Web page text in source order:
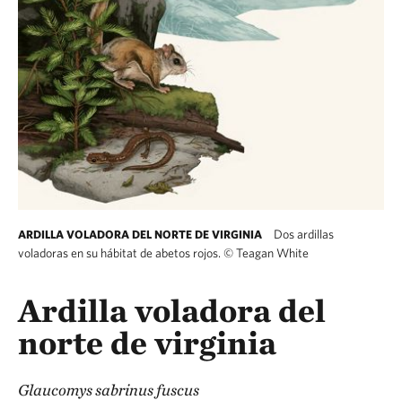
ARDILLA VOLADORA DEL NORTE DE VIRGINIA
Dos ardillas
voladoras en su hábitat de abetos rojos. ©Teagan White
Ardilla voladora del
norte de virginia
Glaucomys sabrinus fuscus